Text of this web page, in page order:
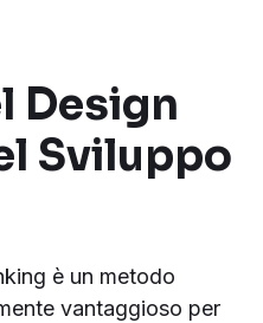
Design
Sviluppo
è un metodo
vantaggioso per